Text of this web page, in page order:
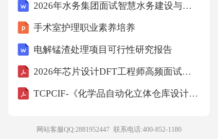
王勃，A项错误;B项，出自《红楼梦》，作者是
曹雪芹，B项错误;C项，出自《潮州韩文公庙
碑》，作者是苏轼，C项错误;D项，出自《岳阳
楼记》，作者是范仲淹，D项正确。故选D。
考点：人文常识8、“你无法改变天气，却可以
这句话告诉我们的道理是（）
2026年水务集团面试智慧水务建设与信息化系统应用题
手术室护理职业素养培养
电解锰渣处理项目可行性研究报告
2026年芯片设计DFT工程师高频面试题包含详细解答
TCPCIF-《化学品自动化立体仓库设计规范》
网站客服QQ:2881952447 联系电话:400-852-1180